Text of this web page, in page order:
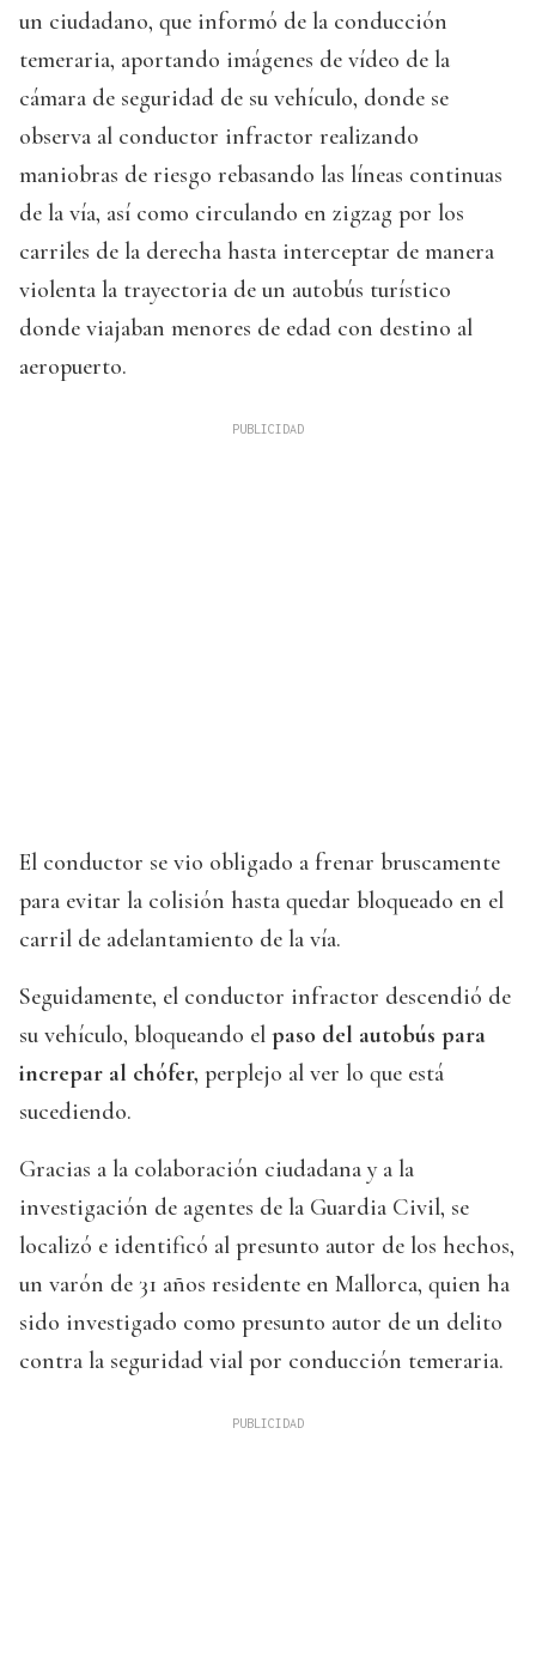
un ciudadano, que informó de la conducción
temeraria, aportando imágenes de vídeo de la
cámara de seguridad de su vehículo, donde se
observa al conductor infractor realizando
maniobras de riesgo rebasando las líneas continuas
de la vía, así como circulando en zigzag por los
carriles de la derecha hasta interceptar de manera
violenta la trayectoria de un autobús turístico
donde viajaban menores de edad con destino al
aeropuerto.
El conductor se vio obligado a frenar bruscamente
para evitar la colisión hasta quedar bloqueado en el
carril de adelantamiento de la vía.
Seguidamente, el conductor infractor descendió de
su vehículo, bloqueando el paso del autobús para
increpar al chófer, perplejo al ver lo que está
sucediendo.
Gracias a la colaboración ciudadana y a la
investigación de agentes de la Guardia Civil, se
localizó e identificó al presunto autor de los hechos,
un varón de 31 años residente en Mallorca, quien ha
sido investigado como presunto autor de un delito
contra la seguridad vial por conducción temeraria.